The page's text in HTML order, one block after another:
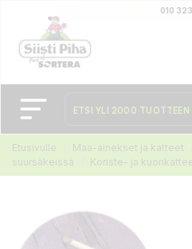
010
Etusivulle Maa-ainekset ja katteet
suursäkeissä
Koriste- ja